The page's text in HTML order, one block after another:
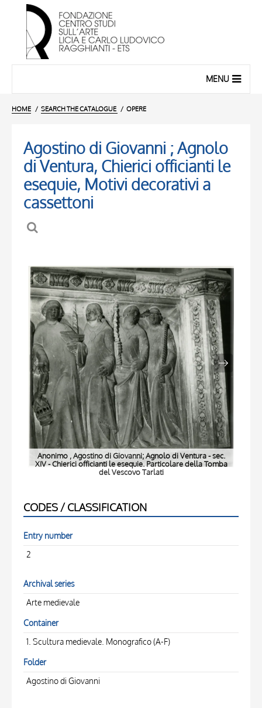
MENU
HOME SEARCH THE CATALOGUE OPERE
Agostino di Giovanni ; Agnolo
di Ventura, Chierici officianti le
esequie, Motivi decorativi a
cassettoni
Anonimo , Agostino di Giovanni; Agnolo di Ventura - sec.
XIV - Chierici officianti le esequie. Particolare della Tomba
del Vescovo Tarlati
CODES / CLASSIFICATION
Entry number
2
Archival series
Arte medievale
Container
1. Scultura medievale. Monografico (A-F)
Folder
Agostino di Giovanni